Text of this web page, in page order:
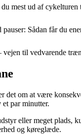
mest ud af cykelturen
Sådan får du
vejen til vedvarende
det om at være
par minutter.
eller meget plads,
og køreglæde.